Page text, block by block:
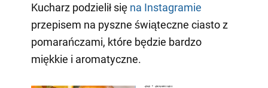
Kucharz podzielił się na Instagramie
przepisem na pyszne świąteczne ciasto z
pomarańczami, które będzie bardzo
miękkie i aromatyczne.